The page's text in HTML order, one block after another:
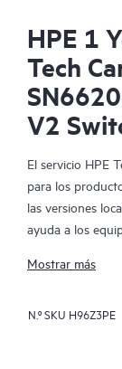
HPE 1
Tech
V2
El servicio HPE
para los
las versiones
ayuda a los
las cosas, en
Mostrar más
N.º SKU H96Z3PE